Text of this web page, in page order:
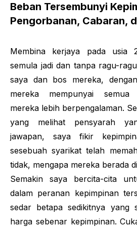
Beban Tersembunyi
Pengorbanan, Cabaran,
Membina kerjaya pada usia
semula jadi dan tanpa ragu-
saya dan bos mereka,
mereka mempunyai semua
mereka lebih berpengalaman.
yang melihat pensyarah
jawapan, saya fikir
sesebuah syarikat telah
tidak, mengapa mereka berada
Semakin saya bercita-cita
dalam peranan kepimpinan
sedar betapa sedikitnya yang
harga sebenar kepimpinan.